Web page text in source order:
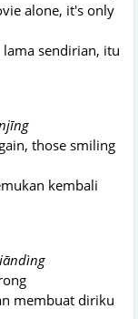
alone, it's only
sendirian, itu
those smiling
kembali
membuat diriku